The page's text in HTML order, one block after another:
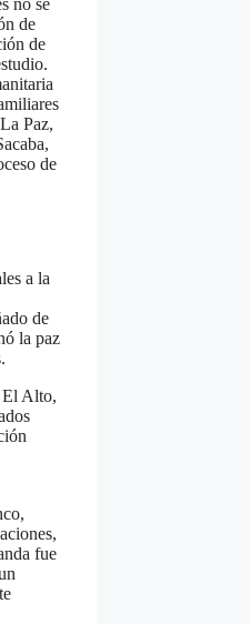
de
de
Paz,
de
a la
de
la paz
El Alto,
fue